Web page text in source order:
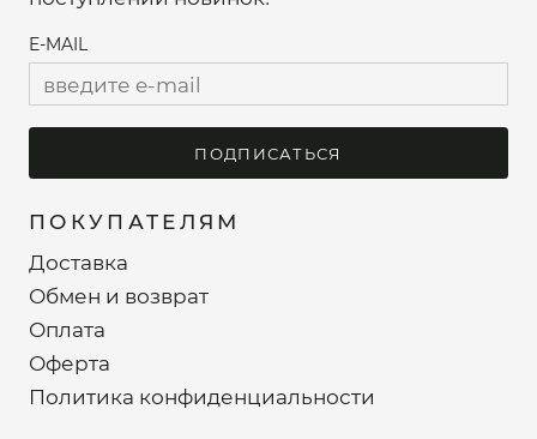
ПОКУПАТЕЛЯМ
Доставка
Обмен и возврат
Оплата
Оферта
Политика конфиденциальности
E-MAIL
ПОДПИСАТЬСЯ